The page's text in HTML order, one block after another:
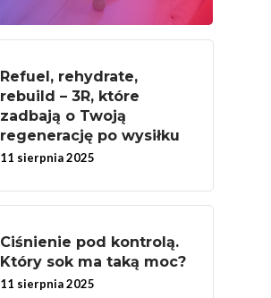
Refuel, rehydrate,
rebuild – 3R, które
zadbają o Twoją
regenerację po wysiłku
11 sierpnia 2025
Ciśnienie pod kontrolą.
Który sok ma taką moc?
11 sierpnia 2025
Badania